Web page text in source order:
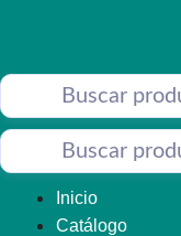
Inicio
Catálogo